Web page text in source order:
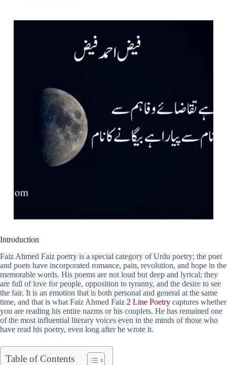
Introduction
Faiz Ahmed Faiz poetry is a special category of Urdu poetry; the poet
and poets have incorporated romance, pain, revolution, and hope in the
memorable words. His poems are not loud but deep and lyrical; they
are full of love for people, opposition to tyranny, and the desire to see
the fair. It is an emotion that is both personal and general at the same
time, and that is what Faiz Ahmed Faiz 2 Line Poetry captures whether
you are reading his entire nazms or his couplets. He has remained one
of the most influential literary voices even in the minds of those who
have read his poetry, even long after he wrote it.
Table of Contents